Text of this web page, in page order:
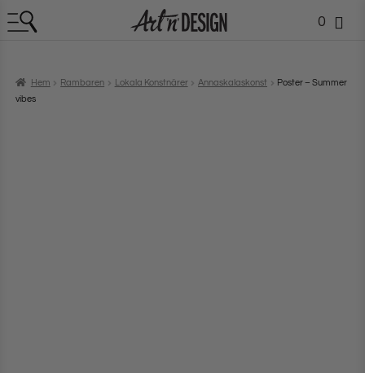
0
Hem Rambaren Lokala Konstnärer Annaskalaskonst
Poster – Summer
vibes